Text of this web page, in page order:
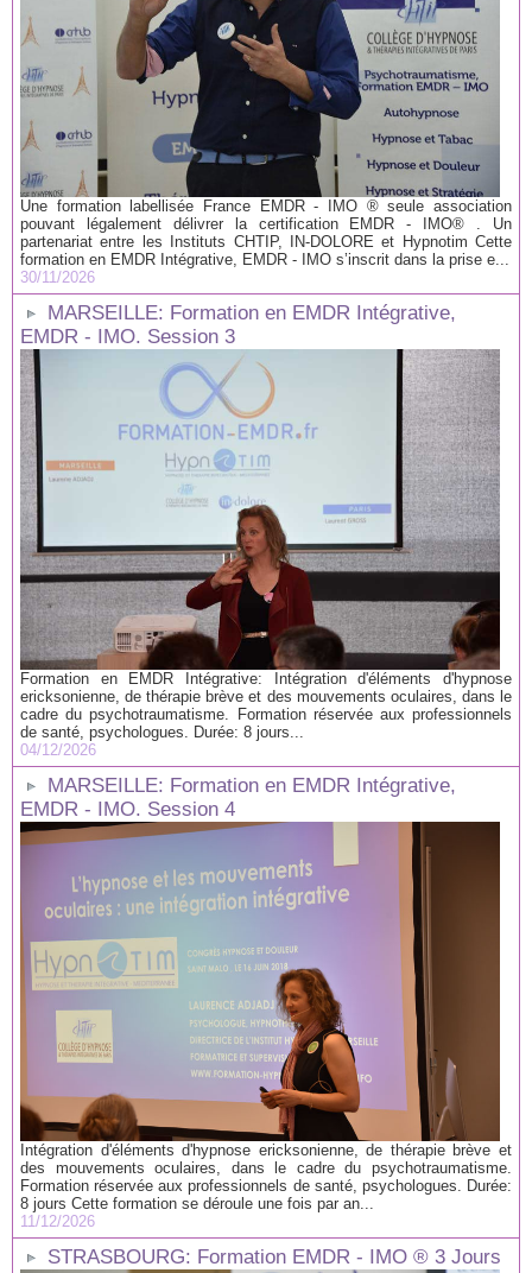
Une formation labellisée France EMDR - IMO ® seule association
pouvant légalement délivrer la certification EMDR - IMO® . Un
partenariat entre les Instituts CHTIP, IN-DOLORE et Hypnotim Cette
formation en EMDR Intégrative, EMDR - IMO s’inscrit dans la prise e...
30/11/2026
MARSEILLE: Formation en EMDR Intégrative,
EMDR - IMO. Session 3
Formation en EMDR Intégrative: Intégration d'éléments d'hypnose
ericksonienne, de thérapie brève et des mouvements oculaires, dans le
cadre du psychotraumatisme. Formation réservée aux professionnels
de santé, psychologues. Durée: 8 jours...
04/12/2026
MARSEILLE: Formation en EMDR Intégrative,
EMDR - IMO. Session 4
Intégration d'éléments d'hypnose ericksonienne, de thérapie brève et
des mouvements oculaires, dans le cadre du psychotraumatisme.
Formation réservée aux professionnels de santé, psychologues. Durée:
8 jours Cette formation se déroule une fois par an...
11/12/2026
STRASBOURG: Formation EMDR - IMO ® 3 Jours